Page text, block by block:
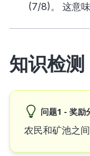
(7/8)。 这意
知识检测
问题1 - 奖励
农民和矿池之